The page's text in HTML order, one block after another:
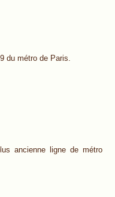
du métro de Paris.
ancienne ligne de métro